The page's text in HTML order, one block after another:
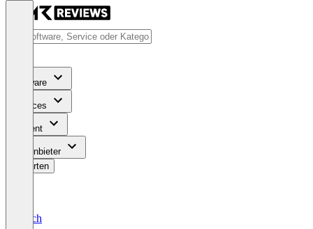
Software
Services
Content
Für Anbieter
Bewerten
Deutsch